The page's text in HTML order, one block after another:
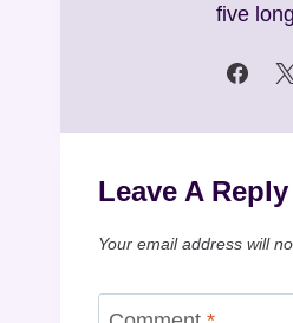
five
Leave A Reply
Your email address will